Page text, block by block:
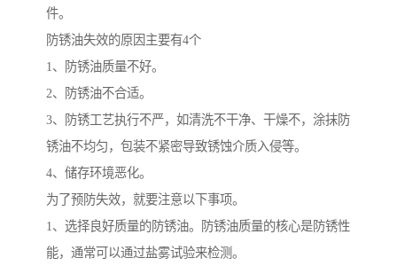
件。
防锈油失效的原因主要有4个
1、防锈油质量不好。
2、防锈油不合适。
3、防锈工艺执行不严，如清洗不干净、干燥不，涂抹防
锈油不均匀，包装不紧密导致锈蚀介质入侵等。
4、储存环境恶化。
为了预防失效，就要注意以下事项。
1、选择良好质量的防锈油。防锈油质量的核心是防锈性
能，通常可以通过盐雾试验来检测。